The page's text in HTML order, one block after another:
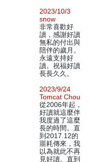
2023/10/3
snow
非常喜歡好
讀，感謝好讀
無私的付出與
陪伴的歲月。
永遠支持好
讀。祝福好讀
長長久久。
2023/9/24
Tomcat Chou
從2006年起，
好讀就這麼伴
我度過了這麼
長的時間。直
到2017.12的
噩耗傳來，我
以為就此不再
見好讀。直到